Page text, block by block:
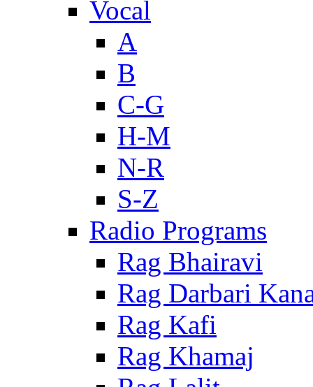
Vocal
A
B
C-G
H-M
N-R
S-Z
Radio Programs
Rag Bhairavi
Rag Darbari
Rag Kafi
Rag Khamaj